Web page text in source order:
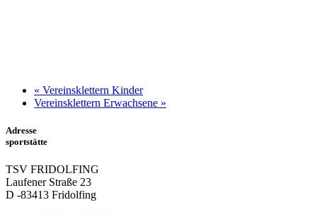
« Vereinsklettern Kinder
Vereinsklettern Erwachsene »
Adresse
sportstätte
TSV FRIDOLFING
Laufener Straße 23
D -83413 Fridolfing